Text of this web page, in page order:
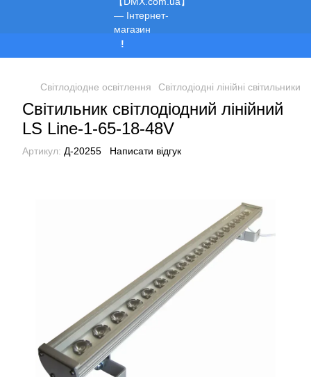
Світлодіодне освітлення Світлодіодні лінійні світильники
Світильник світлодіодний лінійний
LS Line-1-65-18-48V
Артикул: Д-20255 Написати відгук